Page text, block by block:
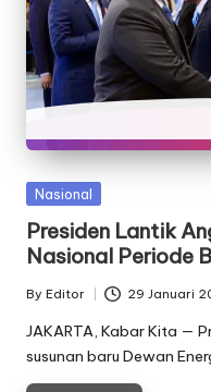
Posted
Nasional
Presiden Lantik
Nasional Periode
Posted
by
By Editor 29 Januari
JAKARTA, Kabar Kita —
susunan baru Dewan